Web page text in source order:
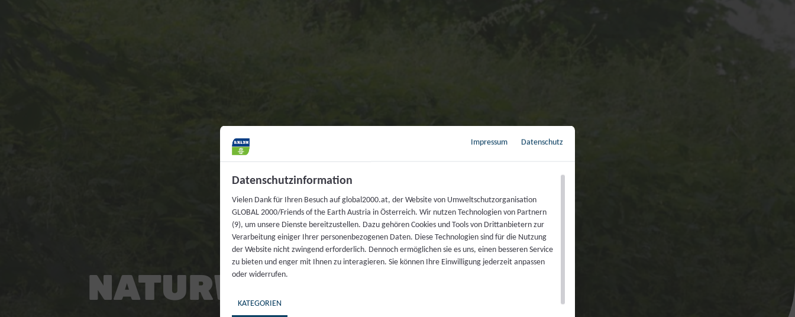
NATURWALD
Impressum Datenschutz
Datenschutzinformation
Vielen Dank für Ihren Besuch auf global2000.at, der Website von Umweltschutzorganisation
GLOBAL 2000/Friends of the Earth Austria in Österreich. Wir nutzen Technologien von Partnern
(9), um unsere Dienste bereitzustellen. Dazu gehören Cookies und Tools von Drittanbietern zur
Verarbeitung einiger Ihrer personenbezogenen Daten. Diese Technologien sind für die Nutzung
der Website nicht zwingend erforderlich. Dennoch ermöglichen sie es uns, einen besseren Service
zu bieten und enger mit Ihnen zu interagieren. Sie können Ihre Einwilligung jederzeit anpassen
oder widerrufen.
KATEGORIEN